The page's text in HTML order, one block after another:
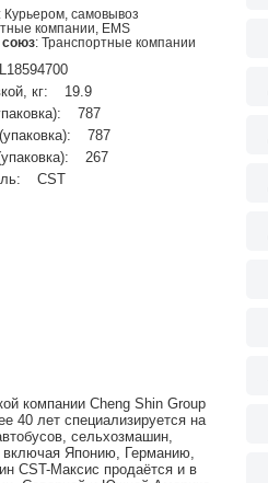
: Курьером, самовывоз
компании, EMS
: Транспортные компании
кг:
19.9
787
787
267
CST
компании Cheng Shin Group
40 лет специализируется на
сельхозмашин,
включая Японию, Германию,
CST-Максис продаётся и в